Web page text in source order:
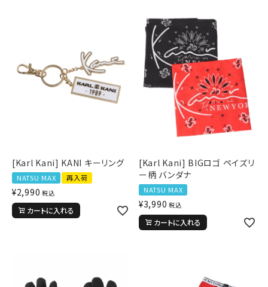
ランキング
お問い合わせ
[Karl Kani] KANI キーリング
NATSU MAX 再入荷
¥2,990 税込
カートに入れる
[Karl Kani] BIGロゴ ペイズリ
ー柄 バンダナ
NATSU MAX
¥3,990 税込
カートに入れる